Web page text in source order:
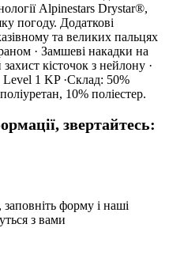
Alpinestars Drystar®,
погоду. Додаткові
та великих пальцях
· Замшеві накадки на
кісточок з нейлону ·
1 KP ·Склад: 50%
10% поліестер.
звертайтесь:
форму і наші
з вами